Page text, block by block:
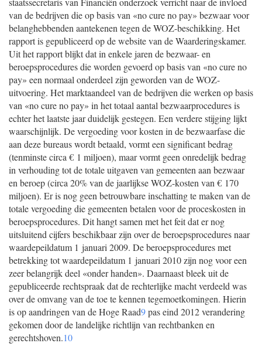
van de bedrijven die op basis van «no cure no pay» bezwaar voor
belanghebbenden aantekenen tegen de WOZ-beschikking. Het
rapport is gepubliceerd op de website van de Waarderingskamer.
Uit het rapport blijkt dat in enkele jaren de bezwaar- en
beroepsprocedures die worden gevoerd op basis van «no cure no
pay» een normaal onderdeel zijn geworden van de WOZ-
uitvoering. Het marktaandeel van de bedrijven die werken op basis
van «no cure no pay» in het totaal aantal bezwaarprocedures is
echter het laatste jaar duidelijk gestegen. Een verdere stijging lijkt
waarschijnlijk. De vergoeding voor kosten in de bezwaarfase die
aan deze bureaus wordt betaald, vormt een significant bedrag
(tenminste circa € 1 miljoen), maar vormt geen onredelijk bedrag
in verhouding tot de totale uitgaven van gemeenten aan bezwaar
en beroep (circa 20% van de jaarlijkse WOZ-kosten van € 170
miljoen). Er is nog geen betrouwbare inschatting te maken van de
totale vergoeding die gemeenten betalen voor de proceskosten in
beroepsprocedures. Dit hangt samen met het feit dat er nog
uitsluitend cijfers beschikbaar zijn over de beroepsprocedures naar
waardepeildatum 1 januari 2009. De beroepsprocedures met
betrekking tot waardepeildatum 1 januari 2010 zijn nog voor een
zeer belangrijk deel «onder handen». Daarnaast bleek uit de
gepubliceerde rechtspraak dat de rechterlijke macht verdeeld was
over de omvang van de toe te kennen tegemoetkomingen. Hierin
is op aandringen van de Hoge Raad9pas eind 2012 verandering
gekomen door de landelijke richtlijn van rechtbanken en
gerechtshoven.10